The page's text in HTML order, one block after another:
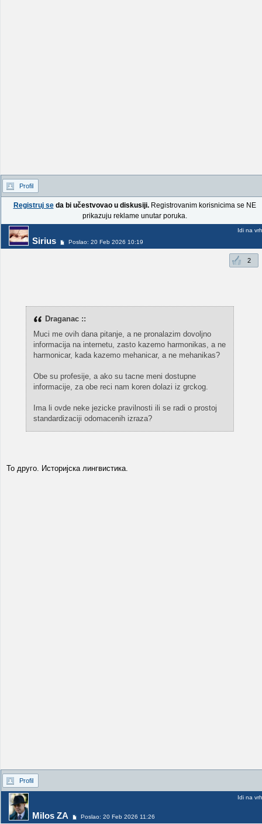
Profil
Registruj seda bi učestvovao u diskusiji.Registrovanim korisnicima se NE
prikazuju reklame unutar poruka.
Sirius Poslao: 20 Feb 2026 10:19
Idi na vrh
2
Draganac ::
Muci me ovih dana pitanje, a ne pronalazim dovoljno
informacija na internetu, zasto kazemo harmonikas, a ne
harmonicar, kada kazemo mehanicar, a ne mehanikas?
Obe su profesije, a ako su tacne meni dostupne
informacije, za obe reci nam koren dolazi iz grckog.
Ima li ovde neke jezicke pravilnosti ili se radi o prostoj
standardizaciji odomacenih izraza?
То друго. Историјска лингвистика.
Profil
Milos ZA Poslao: 20 Feb 2026 11:26
Idi na vrh